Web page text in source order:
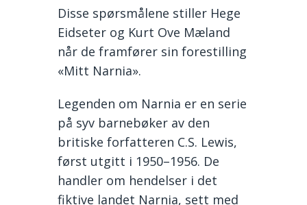
Disse spørsmålene stiller Hege
Eidseter og Kurt Ove Mæland
når de framfører sin forestilling
«Mitt Narnia».
Legenden om Narnia er en serie
på syv barnebøker av den
britiske forfatteren C.S. Lewis,
først utgitt i 1950–1956. De
handler om hendelser i det
fiktive landet Narnia, sett med